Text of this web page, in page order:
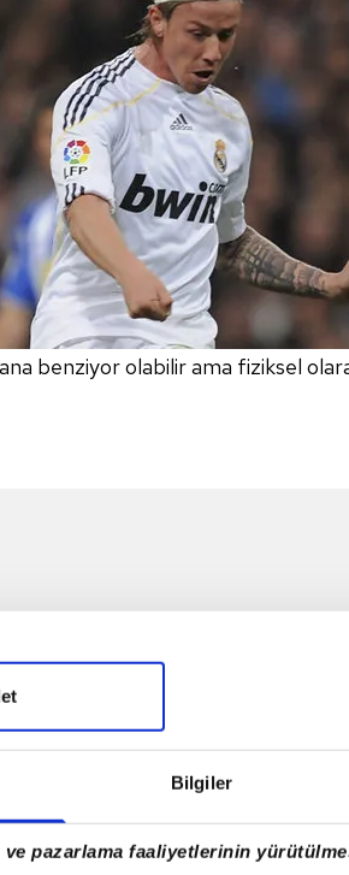
Bilgiler
pazarlama faaliyetlerinin
benziyor olabilir ama fiziksel